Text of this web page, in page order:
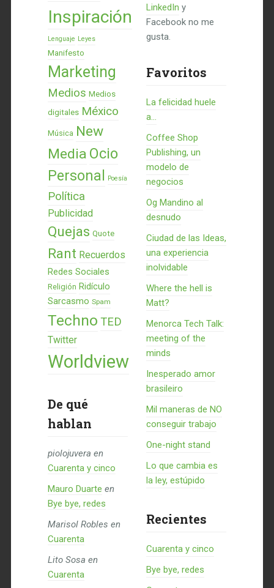
Inspiración
Lenguaje Leyes
Manifesto
Marketing
Medios Medios
digitales México
Música New
Media Ocio
Personal Poesía
Política
Publicidad
Quejas Quote
Rant Recuerdos
Redes Sociales
Religión Ridículo
Sarcasmo Spam
Techno TED
Twitter
Worldview
De qué
hablan
piolojuvera en
Cuarenta y cinco
Mauro Duarte en
Bye bye, redes
Marisol Robles en
Cuarenta
Lito Sosa en
Cuarenta
LinkedIn y
Facebook no me
gusta.
Favoritos
La felicidad huele
a...
Coffee Shop
Publishing, un
modelo de
negocios
Og Mandino al
desnudo
Ciudad de las Ideas,
una experiencia
inolvidable
Where the hell is
Matt?
Menorca Tech Talk:
meeting of the
minds
Inesperado amor
brasileiro
Mil maneras de NO
conseguir trabajo
One-night stand
Lo que cambia es
la ley, estúpido
Recientes
Cuarenta y cinco
Bye bye, redes